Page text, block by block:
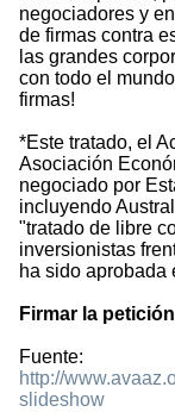
negociadores y
de firmas contra
las grandes
con todo el
firmas!
*Este tratado, el
Asociación
negociado por
incluyendo
"tratado de libre
inversionistas
ha sido aprobada
Firmar la petición
Fuente:
http://
slideshow